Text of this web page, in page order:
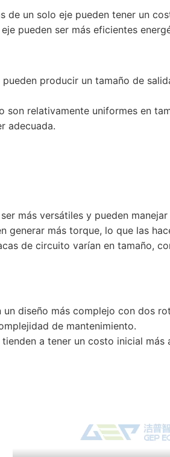
de un solo eje pueden tener un
pueden ser más eficientes
producir un tamaño de
son relativamente uniformes en
adecuada.
más versátiles y pueden
generar más torque, lo que las
de circuito varían en tamaño,
diseño más complejo con dos
de mantenimiento.
a tener un costo inicial